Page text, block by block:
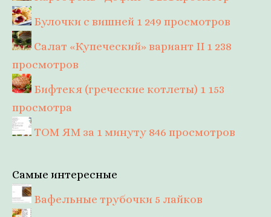
Булочки с вишней 1 249 просмотров
Салат «Купеческий» вариант II 1 238
просмотров
Бифтекя (греческие котлеты) 1 153
просмотра
ТОМ ЯМ за 1 минуту 846 просмотров
Самые интересные
Вафельные трубочки 5 лайков